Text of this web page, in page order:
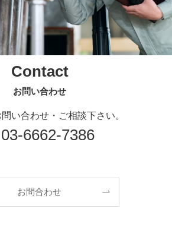
Contact
お問い合わせ
い合わせ・ご相談下さい。
03-6662-7386
お問合わせ